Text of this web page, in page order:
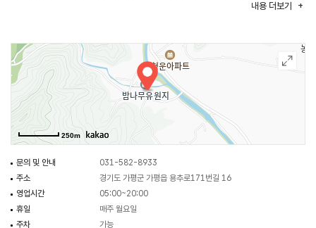
메뉴이다. 국밥을 주문하면 토속적인 밑반찬이 함께 차려져 든든한 한 끼를 즐길
많다. 소박하고 투박한 음식과 분위기 속에서 정겨운 매력을 느낄 수 있는
곳이다. 주차는 가게 앞 공간을 이용할 수 있다.
내용 더보기
250m
문의 및 안내
031-582-8933
주소
경기도 가평군 가평읍 용추로171번길 16
영업시간
05:00~20:00
휴일
매주 월요일
주차
가능